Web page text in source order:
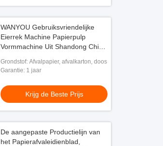
WANYOU Gebruiksvriendelijke
Eierrek Machine Papierpulp
Vormmachine Uit Shandong China
Grondstof: Afvalpapier, afvalkarton, doos
Garantie: 1 jaar
Krijg de Beste Prijs
De aangepaste Productielijn van
het Papierafvaleidienblad,